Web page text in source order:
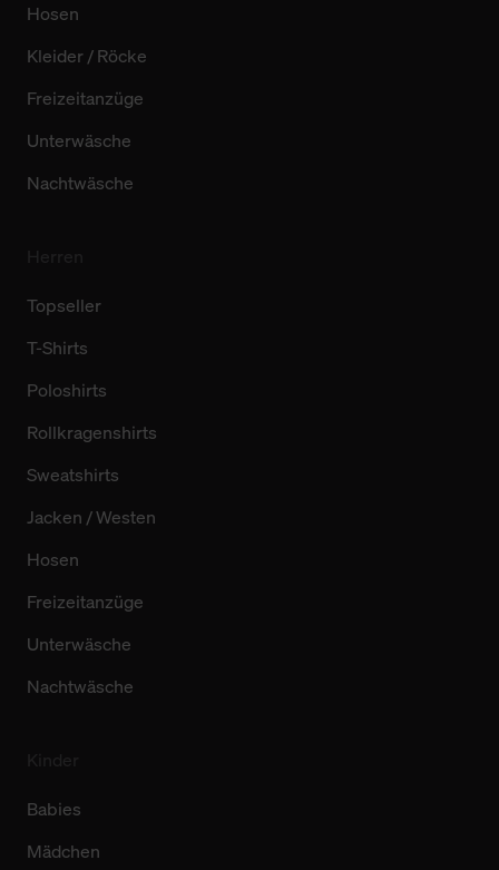
Hosen
Kleider / Röcke
Freizeitanzüge
Unterwäsche
Nachtwäsche
Topseller
T-Shirts
Poloshirts
Rollkragenshirts
Sweatshirts
Jacken / Westen
Hosen
Freizeitanzüge
Unterwäsche
Nachtwäsche
Babies
Mädchen